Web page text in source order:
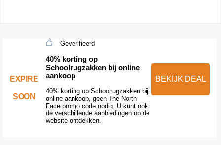
EXPIRE
SOON
Geverifieerd
40% korting op
Schoolrugzakken bij online
aankoop
40% korting op Schoolrugzakken bij
online aankoop, geen The North
Face promo code nodig. U kunt ook
de verschillende aanbiedingen op de
website ontdekken.
BEKIJK DEAL